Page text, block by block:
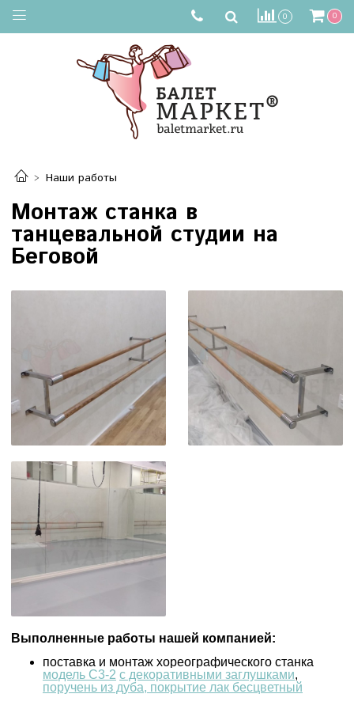
0 0
Наши работы
Монтаж станка в
танцевальной студии на
Беговой
Выполненные работы нашей компанией:
поставка и монтаж хореографического станка
модель С3-2 с декоративными заглушками,
поручень из дуба, покрытие лак бесцветный